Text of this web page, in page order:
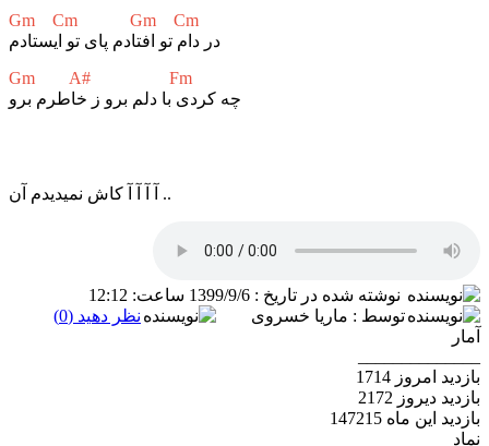
Gm Cm Gm Cm
در دام تو افتادم پای تو ایستادم
Gm A# Fm
چه کردی با دلم برو ز خاطرم برو
نوشته شده در تاریخ : 1399/9/6 ساعت: 12:12
توسط : ماریا خسروی
نظر دهید (0)
1714
2172
ماه 147215